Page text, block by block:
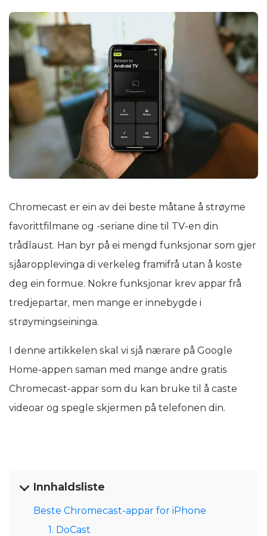
Chromecast er ein av dei beste måtane å strøyme
favorittfilmane og -seriane dine til TV-en din
trådlaust. Han byr på ei mengd funksjonar som gjer
sjåaropplevinga di verkeleg framifrå utan å koste
deg ein formue. Nokre funksjonar krev appar frå
tredjepartar, men mange er innebygde i
strøymingseininga.
I denne artikkelen skal vi sjå nærare på Google
Home-appen saman med mange andre gratis
Chromecast-appar som du kan bruke til å caste
videoar og spegle skjermen på telefonen din.
Innhaldsliste
Beste Chromecast-appar for iPhone
1. DoCast